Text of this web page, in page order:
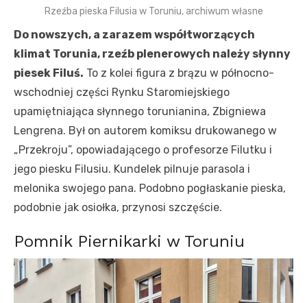
Rzeźba pieska Filusia w Toruniu, archiwum własne
Do nowszych, a zarazem współtworzących
klimat Torunia, rzeźb plenerowych należy słynny
piesek Filuś. To z kolei figura z brązu w północno-
wschodniej części Rynku Staromiejskiego
upamiętniająca słynnego torunianina, Zbigniewa
Lengrena. Był on autorem komiksu drukowanego w
„Przekroju”, opowiadającego o profesorze Filutku i
jego piesku Filusiu. Kundelek pilnuje parasola i
melonika swojego pana. Podobno pogłaskanie pieska,
podobnie jak osiołka, przynosi szczęście.
Pomnik Piernikarki w Toruniu